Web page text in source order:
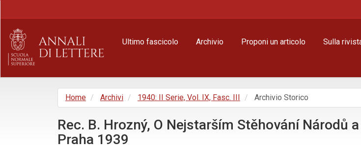
principale
Barra
laterale
Ultimo fascicolo Archivio Proponi un articolo Sulla
Home Archivi 1940: II Serie, Vol. IX, Fasc. III Archivio Storico
Rec. B. Hrozný, O Nejstarším Stěhování Národů
Praha 1939